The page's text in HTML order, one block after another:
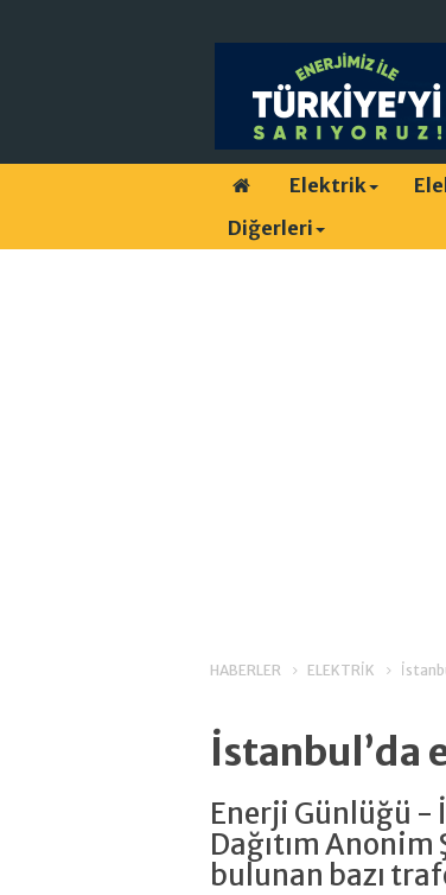
Elektrik
Diğerleri
HABERLER ELEKTRİK
İstanbul’da
Enerji Günlüğü -
Dağıtım
bulunan bazı